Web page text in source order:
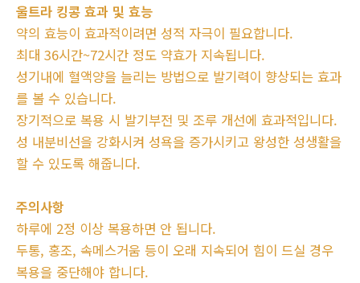
울트라 킹콩 효과 및 효능
약의 효능이 효과적이려면 성적 자극이 필요합니다.
최대 36시간~72시간 정도 약효가 지속됩니다.
성기내에 혈액양을 늘리는 방법으로 발기력이 향상되는 효과
를 볼 수 있습니다.
장기적으로 복용 시 발기부전 및 조루 개선에 효과적입니다.
성 내분비선을 강화시켜 성욕을 증가시키고 왕성한 성생활을
할 수 있도록 해줍니다.
주의사항
하루에 2정 이상 복용하면 안 됩니다.
두통, 홍조, 속메스거움 등이 오래 지속되어 힘이 드실 경우
복용을 중단해야 합니다.